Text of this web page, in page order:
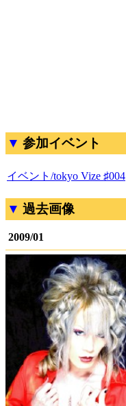
参加イベント
イベント/tokyo Vize ♯004
過去画像
2009/01